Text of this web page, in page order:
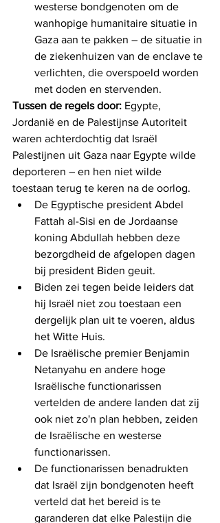
westerse bondgenoten om de
wanhopige humanitaire situatie in
Gaza aan te pakken – de situatie in
de ziekenhuizen van de enclave te
verlichten, die overspoeld worden
met doden en stervenden.
Tussen de regels door: Egypte,
Jordanië en de Palestijnse Autoriteit
waren achterdochtig dat Israël
Palestijnen uit Gaza naar Egypte wilde
deporteren – en hen niet wilde
toestaan ​​terug te keren na de oorlog.
De Egyptische president Abdel
Fattah al-Sisi en de Jordaanse
koning Abdullah hebben deze
bezorgdheid de afgelopen dagen
bij president Biden geuit.
Biden zei tegen beide leiders dat
hij Israël niet zou toestaan ​​een
dergelijk plan uit te voeren, aldus
het Witte Huis.
De Israëlische premier Benjamin
Netanyahu en andere hoge
Israëlische functionarissen
vertelden de andere landen dat zij
ook niet zo'n plan hebben, zeiden
de Israëlische en westerse
functionarissen.
De functionarissen benadrukten
dat Israël zijn bondgenoten heeft
verteld dat het bereid is te
garanderen dat elke Palestijn die